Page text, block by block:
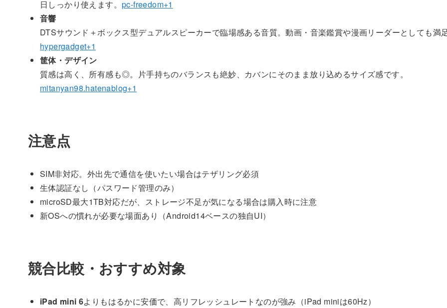
日しっかり使えます。 pc-freedom+1
音響
DTSサウンド＋ボックス型デュアルスピーカーで臨場感ある音質。動画・音楽鑑賞や漫画リーダーとしても満足
hypergadget+1
筐体・デザイン
質感は高く、所有感も◎。片手持ちのバランスも絶妙、カバンにそのまま放り込めるサイズ感です。
mitanyan98.hatenablog+1
注意点
SIM非対応。外出先で通信を使いたい場合はテザリング必須
生体認証なし（パスワード管理のみ）
microSD最大1TB対応だが、ストレージ不足が気になる場合は購入時に注意
新OSへの慣れが必要な場面あり（Android14ベースの独自UI）
競合比較・おすすめ対象
iPad mini 6よりもはるかに安価で、高リフレッシュレートなのが強み（iPad miniは60Hz）